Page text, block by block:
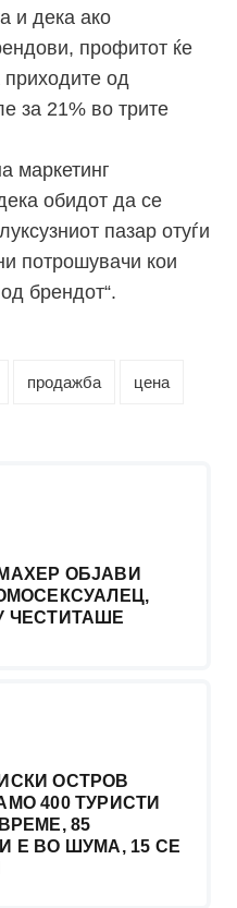
и дека ако
профитот ќе
приходите од
за 21% во трите
маркетинг
обидот да се
пазар отуѓи
потрошувачи кои
брендот“.
продажба цена
ОБЈАВИ
ЧЕСТИТАШЕ
ОСТРОВ
400 ТУРИСТИ
85
Е ВО ШУМА, 15 СЕ